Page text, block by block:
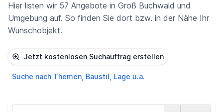
Hier listen wir 57 Angebote in Groß Buchwald und
Umgebung auf. So finden Sie dort bzw. in der Nähe Ihr
Wunschobjekt.
Jetzt kostenlosen Suchauftrag erstellen
Suche nach Themen, Baustil, Lage u.a.